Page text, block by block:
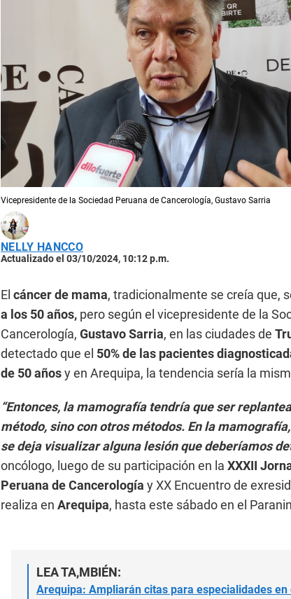
Vicepresidente de la Sociedad Peruana de Cancerología, Gustavo Sarria
NELLY HANCCO
Actualizado el 03/10/2024, 10:12 p.m.
El cáncer de mama, tradicionalmente se creía que,
a los 50 años, pero según el vicepresidente de la
Cancerología, Gustavo Sarria, en las ciudades de
detectado que el 50% de las pacientes
de 50 añosy en Arequipa, la tendencia sería la
“Entonces, la mamografía tendría que ser
método, sino con otros métodos. En la
se deja visualizar alguna lesión que deberíamos
oncólogo, luego de su participación en la XXXII
Peruana de Cancerología y XX Encuentro de
realiza en Arequipa, hasta este sábado en el
LEA TA,MBIÉN:
Arequipa: Ampliarán citas para especialidades en